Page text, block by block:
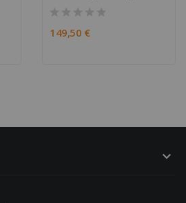
149,50 €
keyboard_arrow_down